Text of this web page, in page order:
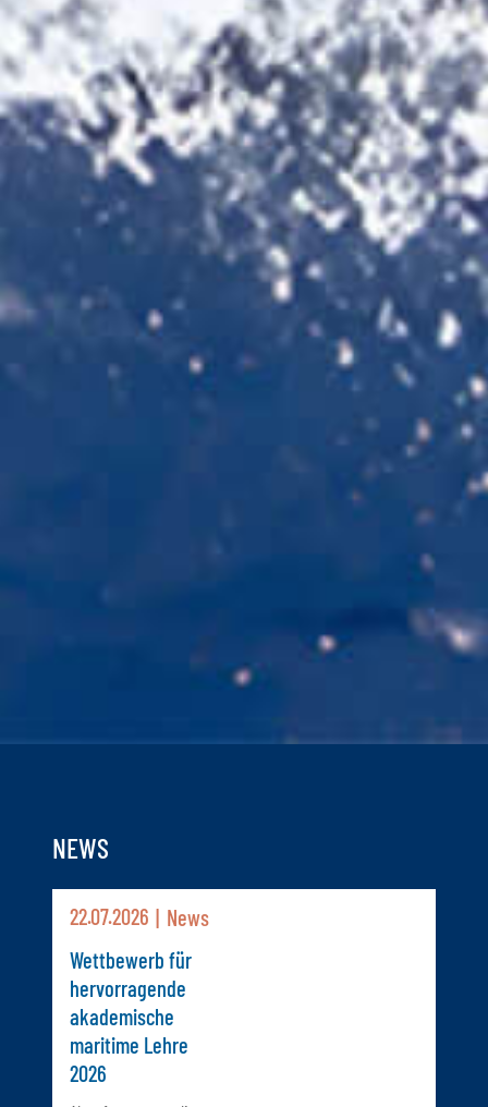
NEWS
22.07.2026
News
Wettbewerb für
hervorragende
akademische
maritime Lehre
2026